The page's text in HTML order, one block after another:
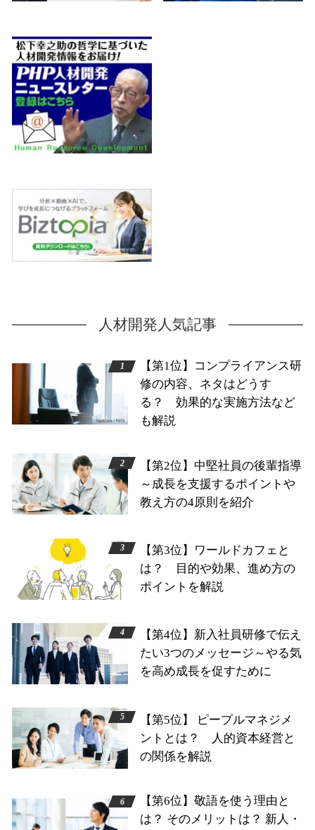
人材開発人気記事
【第1位】コンプライアンス研
修の内容、ネタはどうす
る？ 効果的な実施方法など
も解説
【第2位】中堅社員の後輩指導
～成長を支援するポイントや
教え方の4原則を紹介
【第3位】ワールドカフェと
は？ 目的や効果、進め方の
ポイントを解説
【第4位】新入社員研修で伝え
たい3つのメッセージ～やる気
を高め成長を促すために
【第5位】 ピープルマネジメ
ントとは？ 人的資本経営と
の関係を解説
【第6位】敬語を使う理由と
は？ そのメリットは？ 新人・